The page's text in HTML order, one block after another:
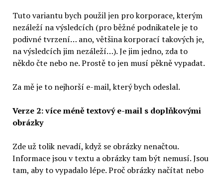
Tuto variantu bych použil jen pro korporace, kterým
nezáleží na výsledcích (pro běžné podnikatele je to
podivné tvrzení… ano, většina korporací takových je,
na výsledcích jim nezáleží…). Je jim jedno, zda to
někdo čte nebo ne. Prostě to jen musí pěkně vypadat.
Za mě je to nejhorší e-mail, který bych odeslal.
Verze 2: více méně textový e-mail s doplňkovými
obrázky
Zde už tolik nevadí, když se obrázky nenačtou.
Informace jsou v textu a obrázky tam být nemusí. Jsou
tam, aby to vypadalo lépe. Proč obrázky načítat nebo